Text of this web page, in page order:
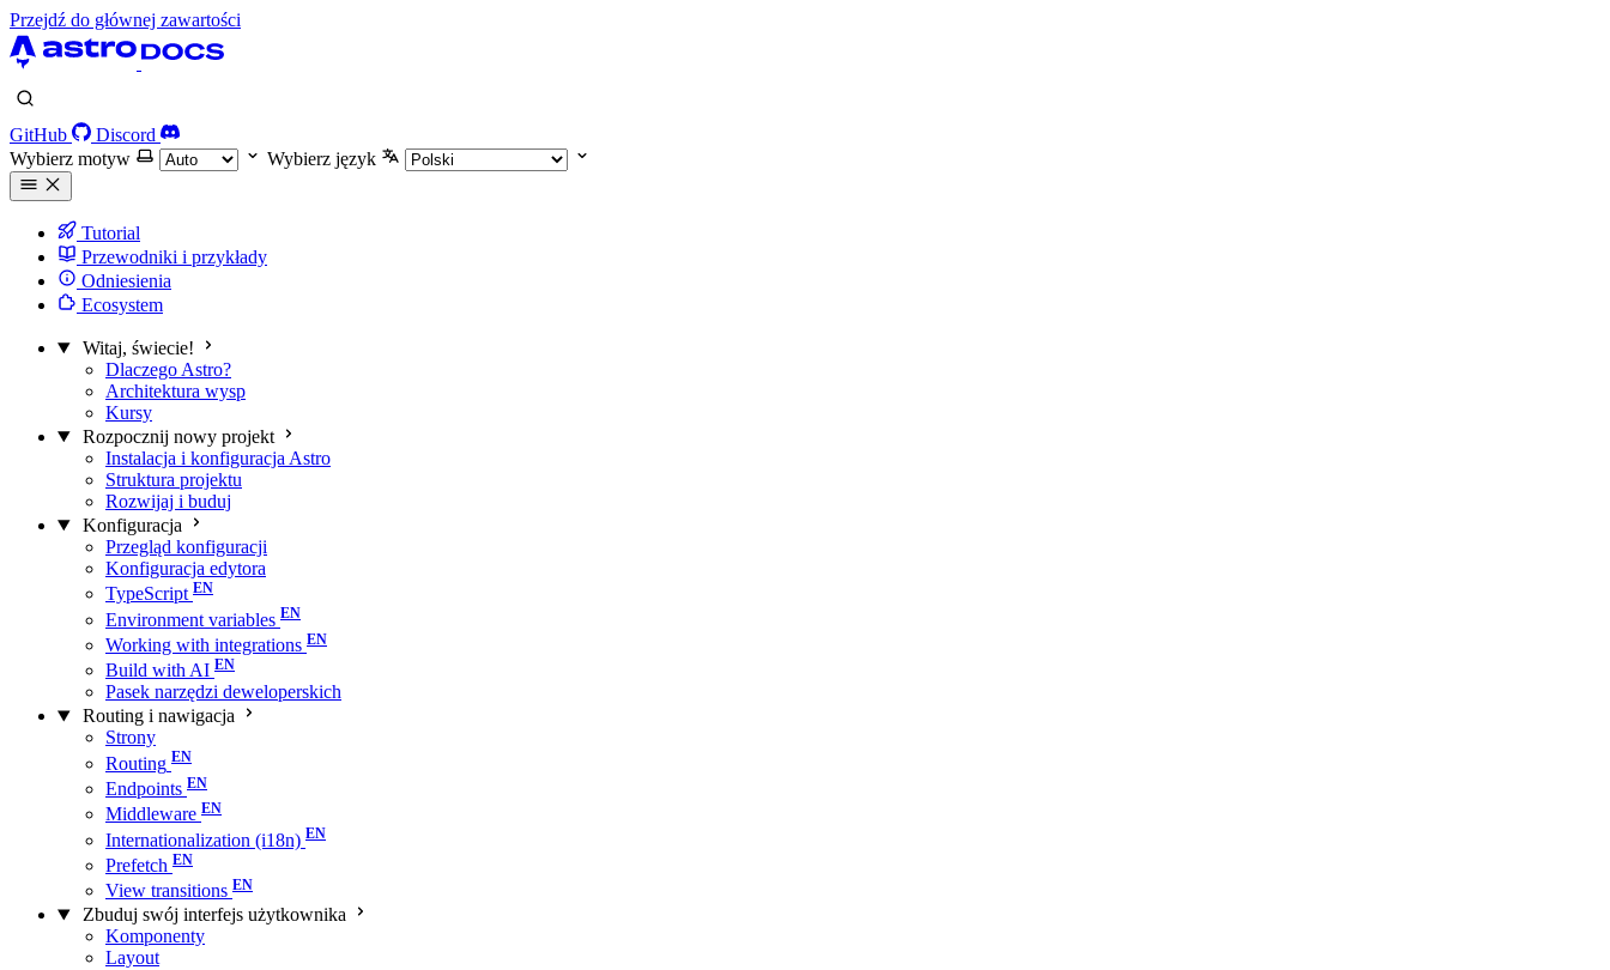
Przejdź do głównej zawartości
GitHub
Discord
Wybierz motyw
Wybierz język
Tutorial
Przewodniki i przykłady
Odniesienia
Ecosystem
Witaj, świecie!
Dlaczego Astro?
Architektura wysp
Kursy
Rozpocznij nowy projekt
Instalacja i konfiguracja Astro
Struktura projektu
Rozwijaj i buduj
Konfiguracja
Przegląd konfiguracji
Konfiguracja edytora
TypeScript
Environment variables
Working with integrations
Build with AI
Pasek narzędzi deweloperskich
Routing i nawigacja
Strony
Routing
Endpoints
Middleware
Internationalization (i18n)
Prefetch
View transitions
Zbuduj swój interfejs użytkownika
Komponenty
Layout